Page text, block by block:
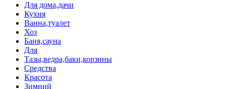
Для дома,дачи
Кухня
Ванна,туалет
Хоз
Баня,сауна
Для
Тазы,ведра,баки,корзины
Средства
Красота
Зимний